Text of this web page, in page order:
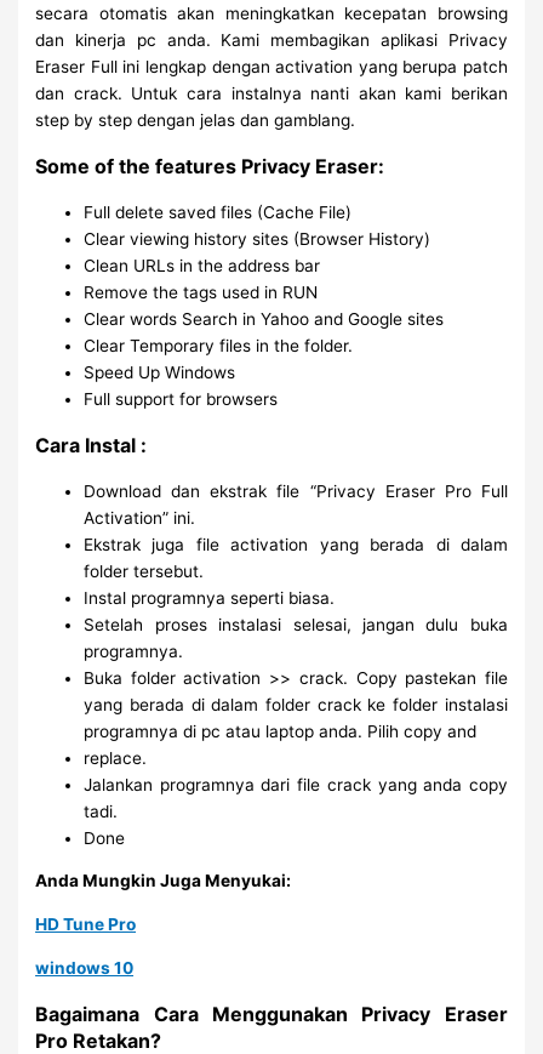
secara otomatis akan meningkatkan kecepatan browsing
dan kinerja pc anda. Kami membagikan aplikasi Privacy
Eraser Full ini lengkap dengan activation yang berupa patch
dan crack. Untuk cara instalnya nanti akan kami berikan
step by step dengan jelas dan gamblang.
Some of the features Privacy Eraser:
Full delete saved files (Cache File)
Clear viewing history sites (Browser History)
Clean URLs in the address bar
Remove the tags used in RUN
Clear words Search in Yahoo and Google sites
Clear Temporary files in the folder.
Speed ​​Up Windows
Full support for browsers
Cara Instal :
Download dan ekstrak file “Privacy Eraser Pro Full
Activation” ini.
Ekstrak juga file activation yang berada di dalam
folder tersebut.
Instal programnya seperti biasa.
Setelah proses instalasi selesai, jangan dulu buka
programnya.
Buka folder activation >> crack. Copy pastekan file
yang berada di dalam folder crack ke folder instalasi
programnya di pc atau laptop anda. Pilih copy and
replace.
Jalankan programnya dari file crack yang anda copy
tadi.
Done
Anda Mungkin Juga Menyukai:
HD Tune Pro
windows 10
Bagaimana Cara Menggunakan Privacy Eraser
Pro Retakan?